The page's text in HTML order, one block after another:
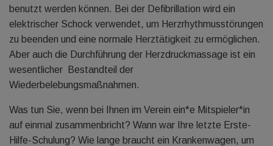
benutzt werden können. Bei der Defibrillation wird ein
elektrischer Schock verwendet, um Herzrhythmusstörungen
zu beenden und eine normale Herztätigkeit zu ermöglichen.
Aber auch die Durchführung der Herzdruckmassage ist ein
wesentlicher Bestandteil der
Wiederbelebungsmaßnahmen.
Was tun Sie, wenn bei Ihnen im Verein ein*e Mitspieler*in
auf einmal zusammenbricht? Wann war Ihre letzte Erste-
Hilfe-Schulung? Wie lange braucht ein Krankenwagen, um